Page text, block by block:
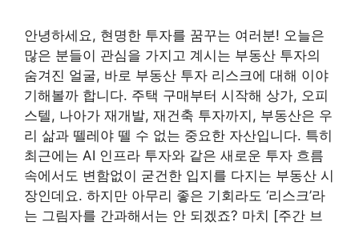
안녕하세요, 현명한 투자를 꿈꾸는 여러분! 오늘은
많은 분들이 관심을 가지고 계시는 부동산 투자의
숨겨진 얼굴, 바로 부동산 투자 리스크에 대해 이야
기해볼까 합니다. 주택 구매부터 시작해 상가, 오피
스텔, 나아가 재개발, 재건축 투자까지, 부동산은 우
리 삶과 뗄레야 뗄 수 없는 중요한 자산입니다. 특히
최근에는 AI 인프라 투자와 같은 새로운 투자 흐름
속에서도 변함없이 굳건한 입지를 다지는 부동산 시
장인데요. 하지만 아무리 좋은 기회라도 ‘리스크’라
는 그림자를 간과해서는 안 되겠죠? 마치 [주간 브